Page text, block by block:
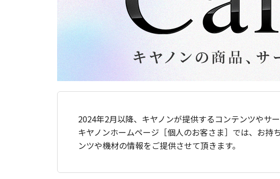
2024年2月以降、キヤノンが提供するコンテンツやサ
キヤノンホームページ［個人のお客さま］では、お
ンツや機材の情報をご提供させて頂きます。